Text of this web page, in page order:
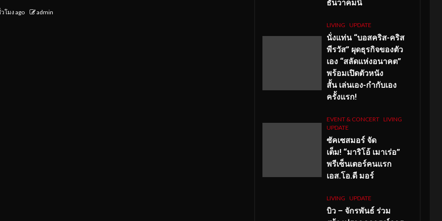
โมง ago admin
ธันวาคมนี้
LIVING UPDATE
นั่งแท่น “บอสคริส-คริส
พีรวัส” ผุดธุรกิจของตัว
เอง “สลัดแห่งอนาคต”
พร้อมเปิดตัวหนัง
สั้น เล่นเอง-กำกับเอง
ครั้งแรก!
EVENT & CONCERT LIVING
UPDATE
ซัคเซสมอร์ จัด
เต็ม! “มาริโอ้ เมาเร่อ”
พรีเซ็นเตอร์คนแรก
เอส.โอ.ดี มอร์
LIVING UPDATE
บิว – จักรพันธ์ ร่วม